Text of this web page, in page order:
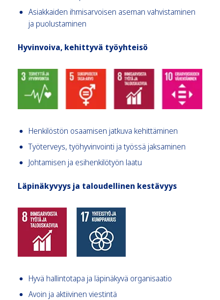
Asiakkaiden ihmisarvoisen aseman vahvistaminen
ja puolustaminen
Hyvinvoiva, kehittyvä työyhteisö
Henkilöstön osaamisen jatkuva kehittäminen
Työterveys, työhyvinvointi ja työssä jaksaminen
Johtamisen ja esihenkilötyön laatu
Läpinäkyvyys ja taloudellinen kestävyys
Hyvä hallintotapa ja läpinäkyvä organisaatio
Avoin ja aktiivinen viestintä